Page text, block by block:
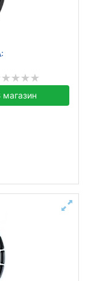
магазин